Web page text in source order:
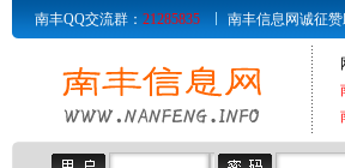
南丰QQ交流群： 21285835 南丰信息网诚征赞